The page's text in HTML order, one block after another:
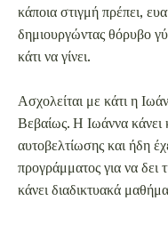
κάποια στιγμή πρέπει,
δημιουργώντας θόρυβο
κάτι να γίνει.
Ασχολείται με κάτι η
Βεβαίως. Η Ιωάννα κάνει
αυτοβελτίωσης και ήδη
προγράμματος για να δει
κάνει διαδικτυακά